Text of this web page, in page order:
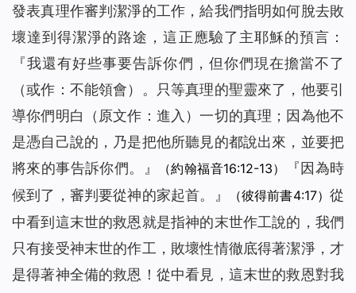
發表真理作審判潔淨的工作，給我們指明如何脫去敗
壞達到得潔淨的路途，這正應驗了主耶穌的預言：
『我還有好些事要告訴你們，但你們現在擔當不了
（或作：不能領會）
。只等真理的聖靈來了，他要引
導你們明白
（原文作：進入）一切的真理；因為他不
是憑自己說的，乃是把他所聽見的都說出來，並要把
將來的事告訴你們。
』 （約翰福音16:12-13） 『 因為時
候到了，審判要從神的家起首。
』 （彼得前書4:17）從
中看到這末世的救恩就是指神的末世作工說的，我們
只有接受神末世的作工，敗壞性情徹底得著潔淨，才
是得著神全備的救恩！從中看見，這末世的救恩對我